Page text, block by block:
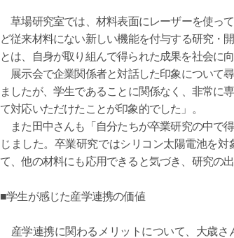
草場研究室では、材料表面にレーザーを使っ
ど従来材料にない新しい機能を付与する研究・
とは、自身が取り組んで得られた成果を社会に
展示会で企業関係者と対話した印象について
ましたが、学生であることに関係なく、非常に
て対応いただけたことが印象的でした」。
また田中さんも「自分たちが卒業研究の中で
じました。卒業研究ではシリコン太陽電池を
て、他の材料にも応用できると気づき、研究の
■学生が感じた産学連携の価値
産学連携に関わるメリットについて、大歳さ